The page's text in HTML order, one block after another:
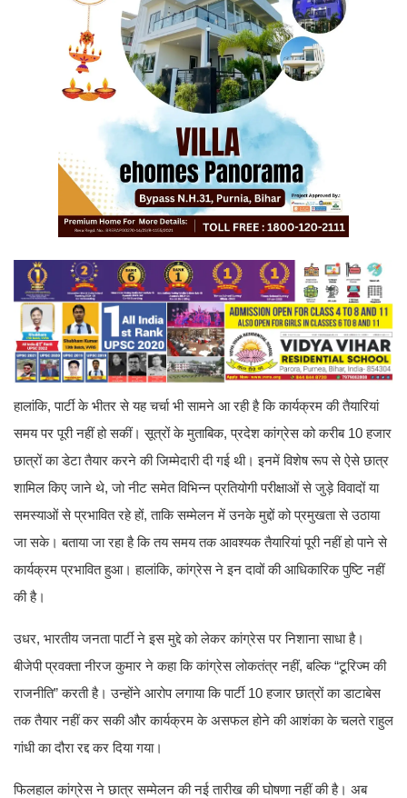
हालांकि, पार्टी के भीतर से यह चर्चा भी सामने आ रही है कि कार्यक्रम की तैयारियां
समय पर पूरी नहीं हो सकीं। सूत्रों के मुताबिक, प्रदेश कांग्रेस को करीब 10 हजार
छात्रों का डेटा तैयार करने की जिम्मेदारी दी गई थी। इनमें विशेष रूप से ऐसे छात्र
शामिल किए जाने थे, जो नीट समेत विभिन्न प्रतियोगी परीक्षाओं से जुड़े विवादों या
समस्याओं से प्रभावित रहे हों, ताकि सम्मेलन में उनके मुद्दों को प्रमुखता से उठाया
जा सके। बताया जा रहा है कि तय समय तक आवश्यक तैयारियां पूरी नहीं हो पाने से
कार्यक्रम प्रभावित हुआ। हालांकि, कांग्रेस ने इन दावों की आधिकारिक पुष्टि नहीं
की है।
उधर, भारतीय जनता पार्टी ने इस मुद्दे को लेकर कांग्रेस पर निशाना साधा है।
बीजेपी प्रवक्ता नीरज कुमार ने कहा कि कांग्रेस लोकतंत्र नहीं, बल्कि “टूरिज्म की
राजनीति” करती है। उन्होंने आरोप लगाया कि पार्टी 10 हजार छात्रों का डाटाबेस
तक तैयार नहीं कर सकी और कार्यक्रम के असफल होने की आशंका के चलते राहुल
गांधी का दौरा रद्द कर दिया गया।
फिलहाल कांग्रेस ने छात्र सम्मेलन की नई तारीख की घोषणा नहीं की है। अब